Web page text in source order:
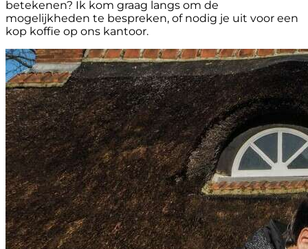
betekenen? Ik kom graag langs om de
mogelijkheden te bespreken, of nodig je uit voor een
kop koffie op ons kantoor.